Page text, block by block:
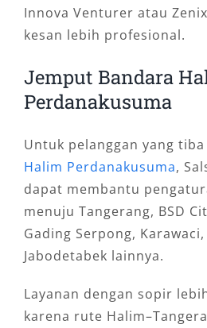
Innova Venturer atau
kesan lebih profesional.
Jemput Bandara
Perdanakusuma
Untuk pelanggan yang
Halim Perdanakusuma,
dapat membantu
menuju Tangerang, BSD
Gading Serpong,
Jabodetabek lainnya.
Layanan dengan sopir
karena rute